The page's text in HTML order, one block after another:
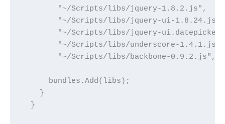
        "~/Scripts/libs/jquery-1.8.2.js",
        "~/Scripts/libs/jquery-ui-1.8.24.js",
"~/Scripts/libs/jquery-
        "~/Scripts/libs/underscore-1.4.1.js",
        "~/Scripts/libs/backbone-0.9.2.js",
      bundles.Add(libs);
    }
  }